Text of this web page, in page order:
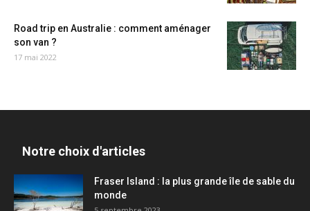
Road trip en Australie : comment aménager
son van ?
17 mai 2022
Notre choix d'articles
Fraser Island : la plus grande île de sable du
monde